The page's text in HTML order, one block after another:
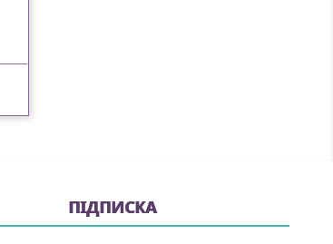
ПІДПИСКА